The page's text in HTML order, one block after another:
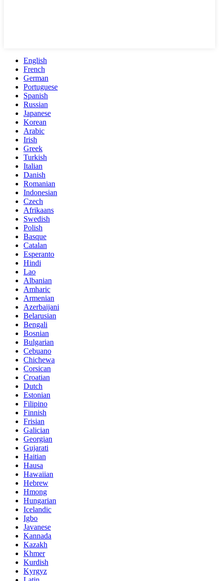
English
French
German
Portuguese
Spanish
Russian
Japanese
Korean
Arabic
Irish
Greek
Turkish
Italian
Danish
Romanian
Indonesian
Czech
Afrikaans
Swedish
Polish
Basque
Catalan
Esperanto
Hindi
Lao
Albanian
Amharic
Armenian
Azerbaijani
Belarusian
Bengali
Bosnian
Bulgarian
Cebuano
Chichewa
Corsican
Croatian
Dutch
Estonian
Filipino
Finnish
Frisian
Galician
Georgian
Gujarati
Haitian
Hausa
Hawaiian
Hebrew
Hmong
Hungarian
Icelandic
Igbo
Javanese
Kannada
Kazakh
Khmer
Kurdish
Kyrgyz